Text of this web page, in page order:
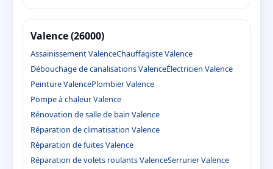
Valence (26000)
Assainissement ValenceChauffagiste Valence
Débouchage de canalisations ValenceÉlectricien Valence
Peinture ValencePlombier Valence
Pompe à chaleur Valence
Rénovation de salle de bain Valence
Réparation de climatisation Valence
Réparation de fuites Valence
Réparation de volets roulants ValenceSerrurier Valence